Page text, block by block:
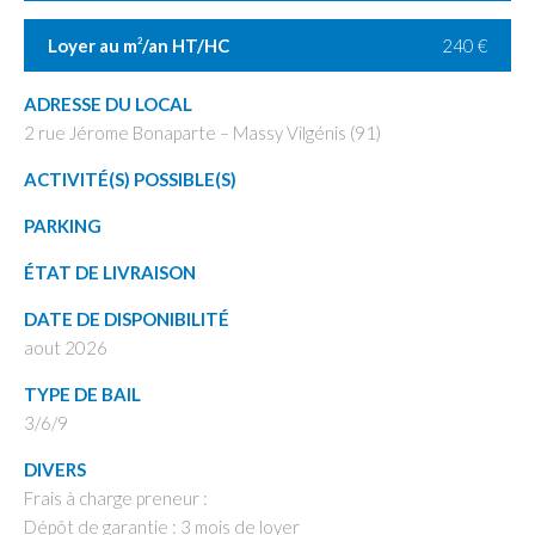
Loyer au m2/an HT/HC 240 €
ADRESSE DU LOCAL
2 rue Jérome Bonaparte – Massy Vilgénis (91)
ACTIVITÉ(S) POSSIBLE(S)
PARKING
ÉTAT DE LIVRAISON
DATE DE DISPONIBILITÉ
aout 2026
TYPE DE BAIL
3/6/9
DIVERS
Frais à charge preneur :
Dépôt de garantie : 3 mois de loyer